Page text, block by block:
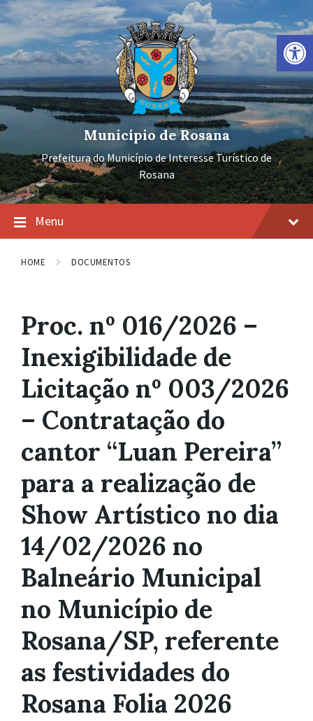
Barra de Ferramentas Aberta
Ir
para
conteúdo
Pular
para
navegação
principal
Pular
para
rodapé
Município de Rosana
Prefeitura do Município de Interesse Turístico de
Rosana
Menu
HOME DOCUMENTOS
Proc. nº 016/2026 –
Inexigibilidade de
Licitação nº 003/2026
– Contratação do
cantor “Luan Pereira”
para a realização de
Show Artístico no dia
14/02/2026 no
Balneário Municipal
no Município de
Rosana/SP, referente
as festividades do
Rosana Folia 2026